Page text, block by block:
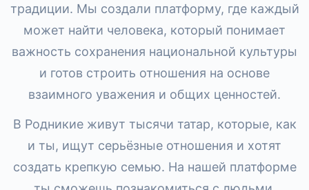
традиции. Мы создали платформу, где каждый
может найти человека, который понимает
важность сохранения национальной культуры
и готов строить отношения на основе
взаимного уважения и общих ценностей.
В Родникие живут тысячи татар, которые, как
и ты, ищут серьёзные отношения и хотят
создать крепкую семью. На нашей платформе